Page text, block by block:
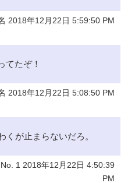
2018年12月22日 5:59:50 PM
てたぞ！
2018年12月22日 5:08:50 PM
くが止まらないだろ。
1 2018年12月22日 4:50:39
PM